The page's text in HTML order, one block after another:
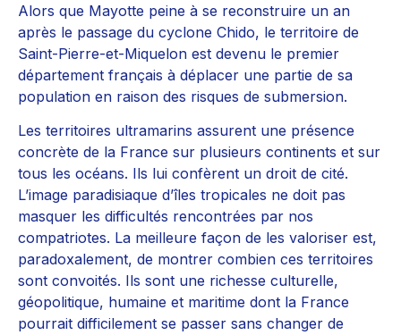
Alors que Mayotte peine à se reconstruire un an
après le passage du cyclone Chido, le territoire de
Saint-Pierre-et-Miquelon est devenu le premier
département français à déplacer une partie de sa
population en raison des risques de submersion.
Les territoires ultramarins assurent une présence
concrète de la France sur plusieurs continents et sur
tous les océans. Ils lui confèrent un droit de cité.
L’image paradisiaque d’îles tropicales ne doit pas
masquer les difficultés rencontrées par nos
compatriotes. La meilleure façon de les valoriser est,
paradoxalement, de montrer combien ces territoires
sont convoités. Ils sont une richesse culturelle,
géopolitique, humaine et maritime dont la France
pourrait difficilement se passer sans changer de